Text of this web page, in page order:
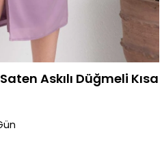
Askılı Düğmeli Kısa